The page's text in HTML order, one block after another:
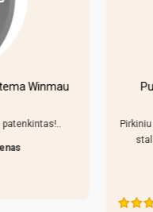
Winmau